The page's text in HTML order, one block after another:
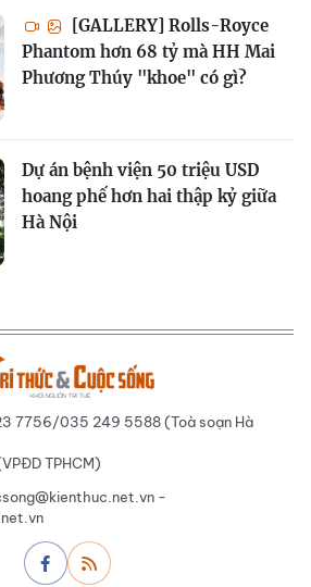
[GALLERY] Rolls-Royce
Phantom hơn 68 tỷ mà HH Mai
Phương Thúy "khoe" có gì?
Dự án bệnh viện 50 triệu USD
hoang phế hơn hai thập kỷ giữa
Hà Nội
7756/035 249 5588 (Toà soạn Hà
TPHCM)
-